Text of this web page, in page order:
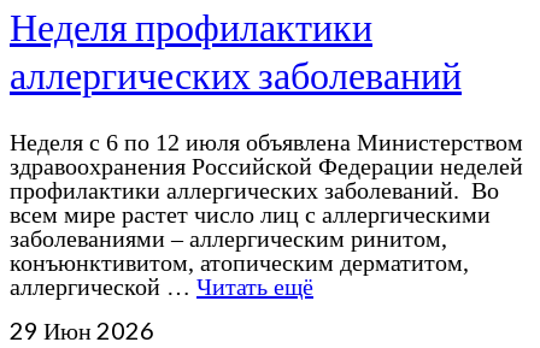
Неделя профилактики
аллергических заболеваний
Неделя с 6 по 12 июля объявлена Министерством
здравоохранения Российской Федерации неделей
профилактики аллергических заболеваний. Во
всем мире растет число лиц с аллергическими
заболеваниями – аллергическим ринитом,
конъюнктивитом, атопическим дерматитом,
аллергической … Читать ещё
29 Июн 2026